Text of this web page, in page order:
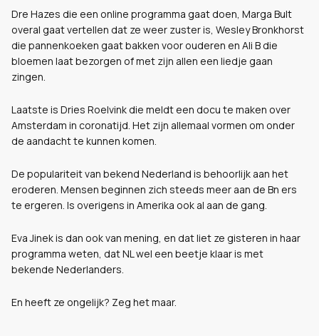
Dre Hazes die een online programma gaat doen, Marga Bult
overal gaat vertellen dat ze weer zuster is, Wesley Bronkhorst
die pannenkoeken gaat bakken voor ouderen en Ali B die
bloemen laat bezorgen of met zijn allen een liedje gaan
zingen.
Laatste is Dries Roelvink die meldt een docu te maken over
Amsterdam in coronatijd. Het zijn allemaal vormen om onder
de aandacht te kunnen komen.
De populariteit van bekend Nederland is behoorlijk aan het
eroderen. Mensen beginnen zich steeds meer aan de Bn ers
te ergeren. Is overigens in Amerika ook al aan de gang.
Eva Jinek is dan ook van mening, en dat liet ze gisteren in haar
programma weten, dat NL wel een beetje klaar is met
bekende Nederlanders.
En heeft ze ongelijk? Zeg het maar.